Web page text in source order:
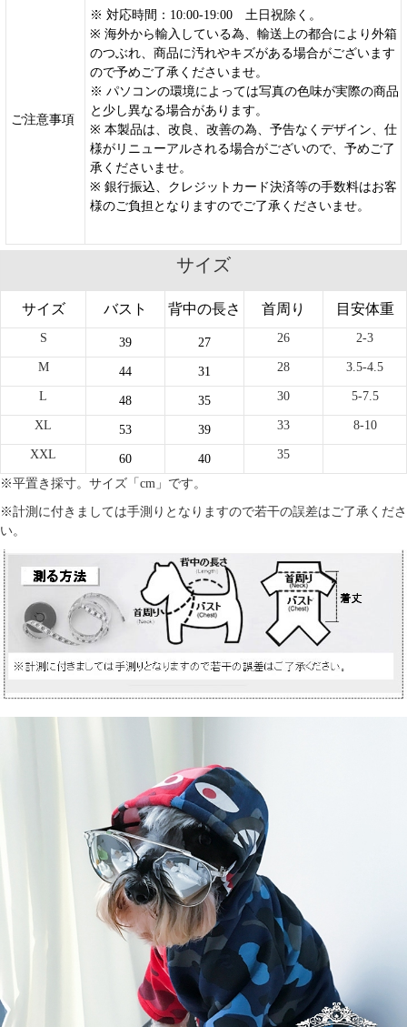
ご注意事項
※ 対応時間：10:00-19:00 土日祝除く。
※ 海外から輸入している為、輸送上の都合により外箱
のつぶれ、商品に汚れやキズがある場合がございます
ので予めご了承くださいませ。
※ パソコンの環境によっては写真の色味が実際の商品
と少し異なる場合があります。
※ 本製品は、改良、改善の為、予告なくデザイン、仕
様がリニューアルされる場合がございので、予めご了
承くださいませ。
※ 銀行振込、クレジットカード決済等の手数料はお客
様のご負担となりますのでご了承くださいませ。
サイズ
サイズ バスト 背中の長さ 首周り 目安体重
S 39 27 26 2-3
M 44 31 28 3.5-4.5
L 48 35 30 5-7.5
XL 53 39 33 8-10
XXL 60 40 35
※平置き採寸。サイズ「cm」です。
※計測に付きましては手測りとなりますので若干の誤差はご了承くださ
い。